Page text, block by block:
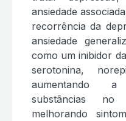
ansiedade
recorrência da
ansiedade
como um inibidor
serotonina,
aumentando a
substâncias
melhorando